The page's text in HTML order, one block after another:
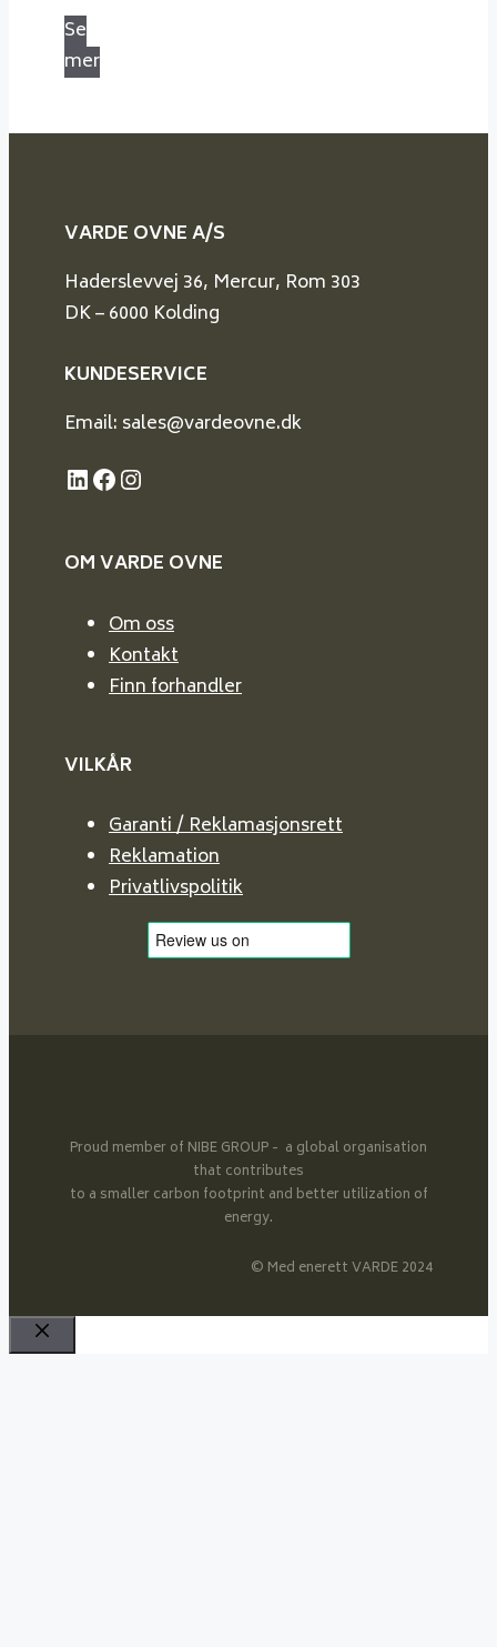
Se
mer
VARDE OVNE A/S
Haderslevvej 36, Mercur, Rom 303
DK – 6000 Kolding
KUNDESERVICE
Email: sales@vardeovne.dk
LinkedIn
Facebook
Instagram
OM VARDE OVNE
Om oss
Kontakt
Finn forhandler
VILKÅR
Garanti / Reklamasjonsrett
Reklamation
Privatlivspolitik
Proud member of NIBE GROUP - a global organisation
that contributes
to a smaller carbon footprint and better utilization of
energy.
© Med enerett VARDE 2024